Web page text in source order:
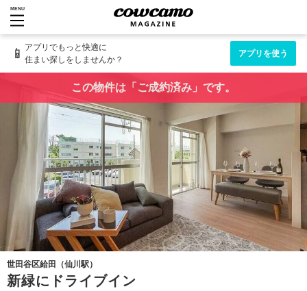
MENU
📱 アプリでもっと快適に
住まい探しをしませんか？
アプリを使う
この物件は「ご成約済み」です。
世田谷区給田（仙川駅）
新緑にドライブイン